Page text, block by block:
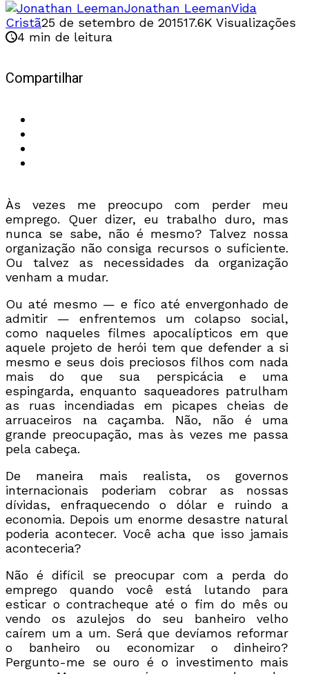
Jonathan LeemanVida
Cristã25 de setembro de 201517.6K Visualizações
4 min de leitura
Compartilhar
Às vezes me preocupo com perder meu
emprego. Quer dizer, eu trabalho duro, mas
nunca se sabe, não é mesmo? Talvez nossa
organização não consiga recursos o suficiente.
Ou talvez as necessidades da organização
venham a mudar.
Ou até mesmo — e fico até envergonhado de
admitir — enfrentemos um colapso social,
como naqueles filmes apocalípticos em que
aquele projeto de herói tem que defender a si
mesmo e seus dois preciosos filhos com nada
mais do que sua perspicácia e uma
espingarda, enquanto saqueadores patrulham
as ruas incendiadas em picapes cheias de
arruaceiros na caçamba. Não, não é uma
grande preocupação, mas às vezes me passa
pela cabeça.
De maneira mais realista, os governos
internacionais poderiam cobrar as nossas
dívidas, enfraquecendo o dólar e ruindo a
economia. Depois um enorme desastre natural
poderia acontecer. Você acha que isso jamais
aconteceria?
Não é difícil se preocupar com a perda do
emprego quando você está lutando para
esticar o contracheque até o fim do mês ou
vendo os azulejos do seu banheiro velho
caírem um a um. Será que devíamos reformar
o banheiro ou economizar o dinheiro?
Pergunto-me se ouro é o investimento mais